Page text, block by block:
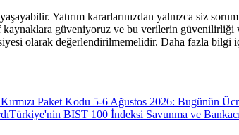
Yatırım kararlarınızdan yalnızca siz
güveniyoruz ve bu verilerin
olarak değerlendirilmemelidir. Daha fazla bilgi
Paket Kodu 5-6 Ağustos 2026: Bugünün
Türkiye'nin BIST 100 İndeksi Savunma ve